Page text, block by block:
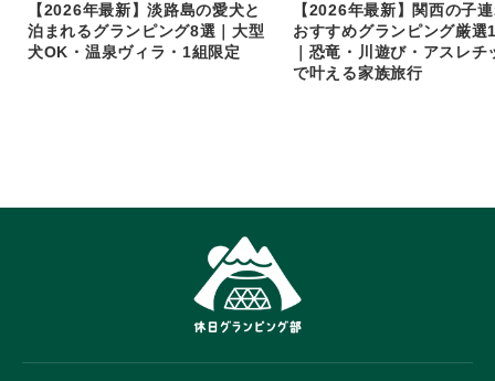
【2026年最新】淡路島の愛犬と
泊まれるグランピング8選｜大型
犬OK・温泉ヴィラ・1組限定
【2026年最新】関西の子
おすすめグランピング厳選
｜恐竜・川遊び・アスレチ
で叶える家族旅行